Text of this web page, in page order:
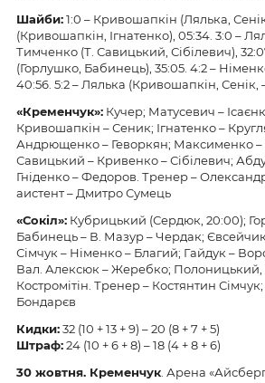
Шайби:1:0 – Кривошапкін (Лялька,
(Кривошапкін, Ігнатенко), 05:34. 3:0 –
Тимченко (Т. Савицький, Сібілевич),
(Горлушко, Бабинець), 35:05. 4:2 –
40:56. 5:2 – Лялька (Кривошапкін, Сенік,
«Кременчук»: Кучер; Матусевич –
Кривошапкін – Сеник; Ігнатенко –
Андрющенко – Геворкян; Максименко –
Савицький – Кривенко – Сібілевич;
Гніденко – Федоров. Тренер –
аистент – Дмитро Сумець
«Сокіл»: Кубрицький (Сердюк, 20:00);
Бабинець – В. Мазур – Чердак;
Сімчук – Німенко – Благий; Гайдук –
Вал. Алексюк – Жеребко; Полоницький,
Костромітін. Тренер – Костянтин
Бондарєв
Кидки:32 (10 + 13 + 9) – 20 (8 + 7 + 5)
Штраф:24 (10 + 6 + 8) – 18 (4 + 8 + 6)
30 жовтня. Кременчук . Арена